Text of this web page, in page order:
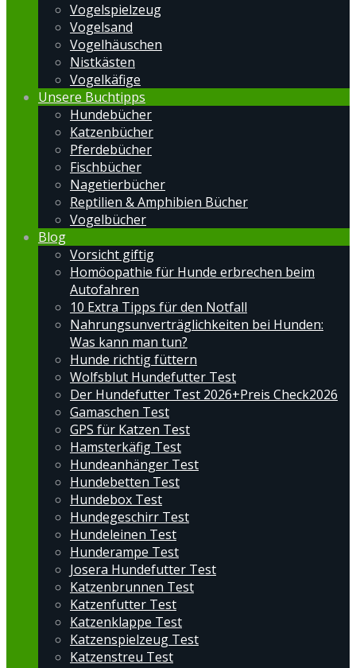
Vogelspielzeug
Vogelsand
Vogelhäuschen
Nistkästen
Vogelkäfige
Unsere Buchtipps
Hundebücher
Katzenbücher
Pferdebücher
Fischbücher
Nagetierbücher
Reptilien & Amphibien Bücher
Vogelbücher
Blog
Vorsicht giftig
Homöopathie für Hunde erbrechen beim
Autofahren
10 Extra Tipps für den Notfall
Nahrungsunverträglichkeiten bei Hunden:
Was kann man tun?
Hunde richtig füttern
Wolfsblut Hundefutter Test
Der Hundefutter Test 2026+Preis Check2026
Gamaschen Test
GPS für Katzen Test
Hamsterkäfig Test
Hundeanhänger Test
Hundebetten Test
Hundebox Test
Hundegeschirr Test
Hundeleinen Test
Hunderampe Test
Josera Hundefutter Test
Katzenbrunnen Test
Katzenfutter Test
Katzenklappe Test
Katzenspielzeug Test
Katzenstreu Test